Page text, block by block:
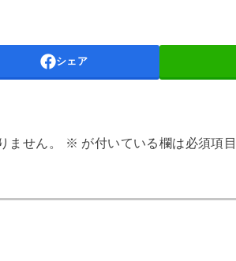
シェア
ません。 ※ が付いている欄は必須項